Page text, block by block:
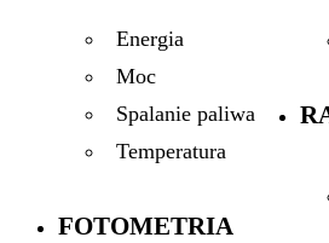
Energia
Moc
Spalanie paliwa
Temperatura
FOTOMETRIA